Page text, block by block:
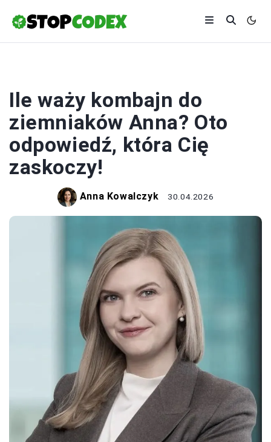
Ile waży kombajn do
ziemniaków Anna? Oto
odpowiedź, która Cię
zaskoczy!
Anna Kowalczyk 30.04.2026